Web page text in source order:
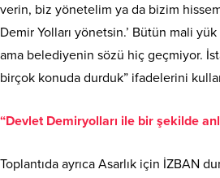
verin, biz yönetelim ya da bizim
Demir Yolları yönetsin.’ Bütün mali
ama belediyenin sözü hiç geçmiyor.
birçok konuda durduk” ifadelerini
“Devlet Demiryolları ile bir şekilde
Toplantıda ayrıca Asarlık için İZBAN